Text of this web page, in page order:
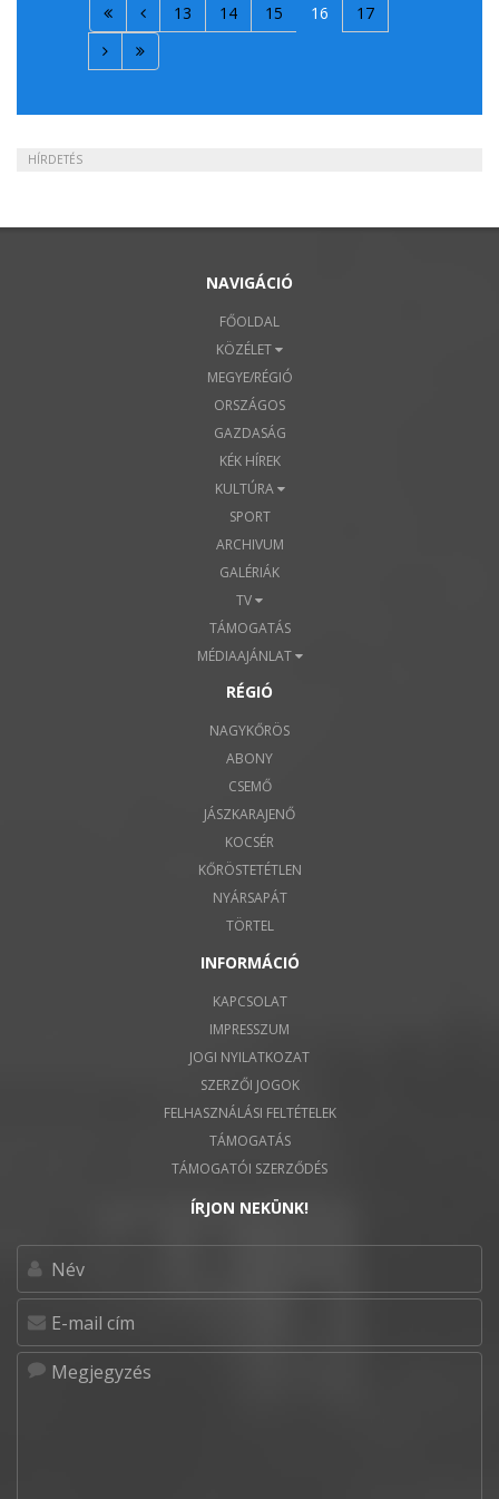
13 14 15 16 17
HÍRDETÉS
NAVIGÁCIÓ
FŐOLDAL
KÖZÉLET
MEGYE/RÉGIÓ
ORSZÁGOS
GAZDASÁG
KÉK HÍREK
KULTÚRA
SPORT
ARCHIVUM
GALÉRIÁK
TV
TÁMOGATÁS
MÉDIAAJÁNLAT
RÉGIÓ
NAGYKŐRÖS
ABONY
CSEMŐ
JÁSZKARAJENŐ
KOCSÉR
KŐRÖSTETÉTLEN
NYÁRSAPÁT
TÖRTEL
INFORMÁCIÓ
KAPCSOLAT
IMPRESSZUM
JOGI NYILATKOZAT
SZERZŐI JOGOK
FELHASZNÁLÁSI FELTÉTELEK
TÁMOGATÁS
TÁMOGATÓI SZERZŐDÉS
ÍRJON NEKÜNK!